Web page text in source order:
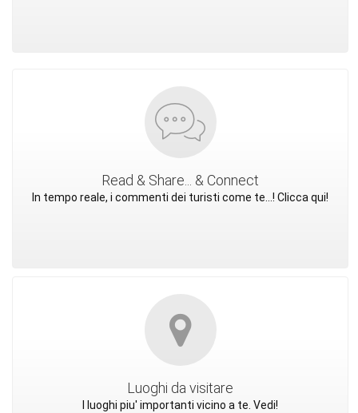
Read & Share... & Connect
In tempo reale, i commenti dei turisti come te...! Clicca qui!
Luoghi da visitare
I luoghi piu' importanti vicino a te. Vedi!